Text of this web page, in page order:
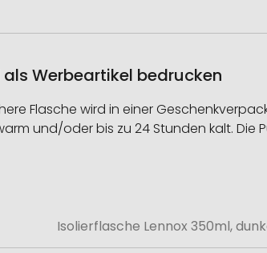
Werbeartikel bedrucken
Flasche wird in einer
und/oder bis zu 24 Stunden kalt.
Isolierflasche Lennox 350ml,